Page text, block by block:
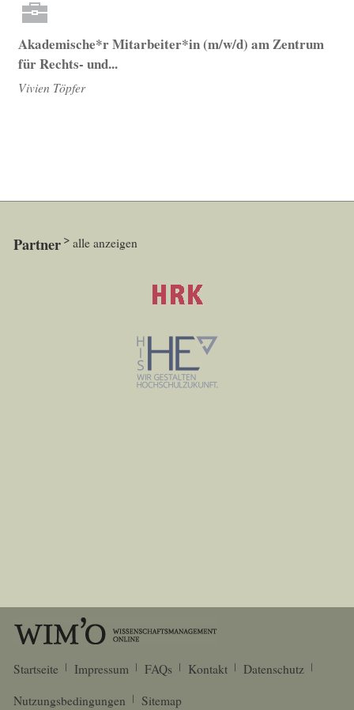
Akademische*r Mitarbeiter*in (m/w/d) am Zentrum
für Rechts- und...
Vivien Töpfer
Partner alle anzeigen
Startseite Impressum FAQs Kontakt
Datenschutz
Nutzungsbedingungen
Sitemap